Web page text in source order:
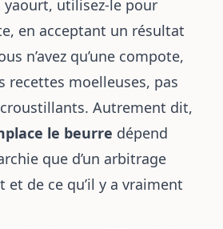
yaourt, utilisez-le pour
en acceptant un résultat
n’avez qu’une compote,
recettes moelleuses, pas
Autrement dit,
le beurre dépend
que d’un arbitrage
de ce qu’il y a vraiment